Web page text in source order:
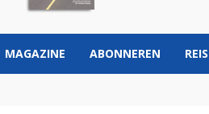
MAGAZINE ABONNEREN